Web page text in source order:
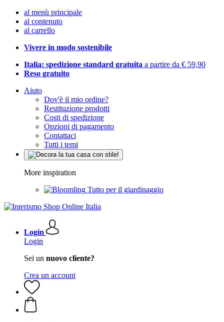
al menù principale
al contenuto
al carrello
Vivere in modo sostenibile
Italia: spedizione standard gratuita a partire da € 59,90
Reso gratuito
Aiuto
Dov'è il mio ordine?
Restituzione prodotti
Costi di spedizione
Opzioni di pagamento
Contattaci
Tutti i temi
More inspiration
Tutto per il giardinaggio
Login
Login
Sei un nuovo cliente?
Crea un account